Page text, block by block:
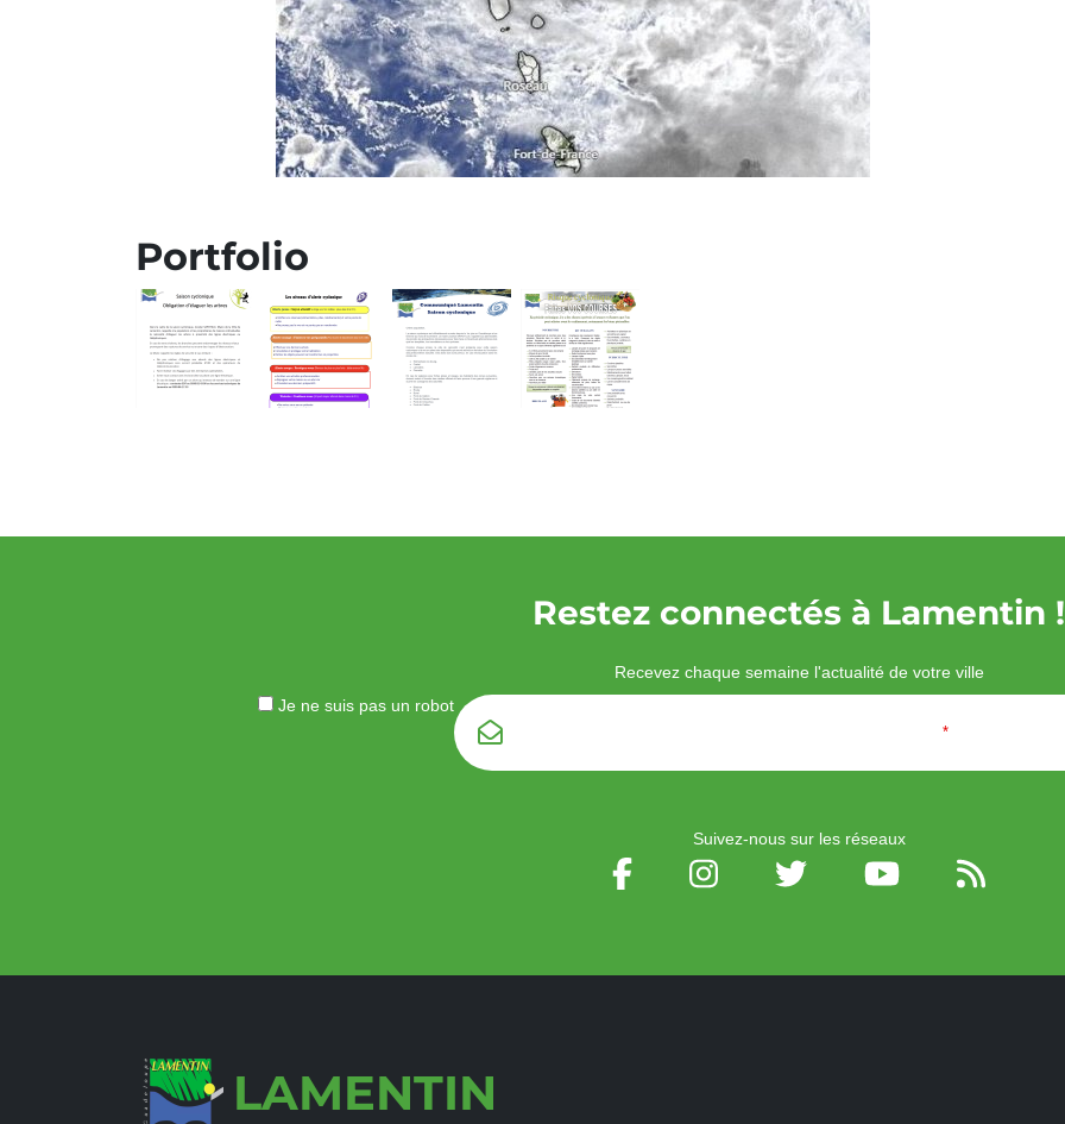
Portfolio
LAMENTIN
Restez connectés à Lamentin !
Recevez chaque semaine l'actualité de votre ville
Je ne suis pas un robot
*
Suivez-nous sur les réseaux